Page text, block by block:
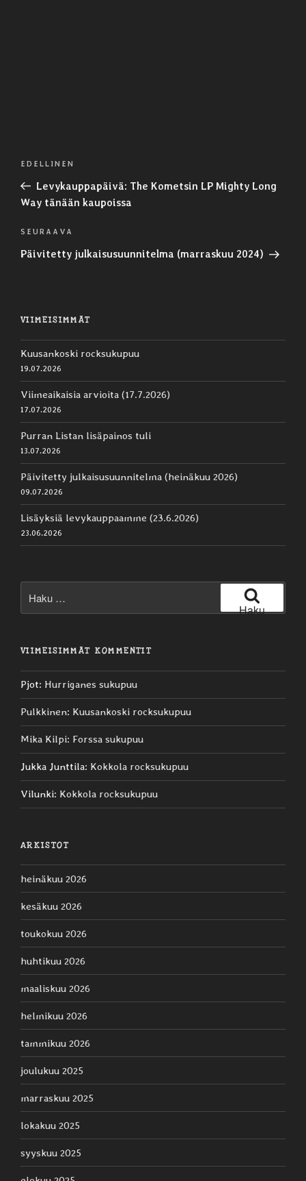
Edellinen
artikkeli
EDELLINEN
Levykauppapäivä: The Kometsin LP Mighty Long
Way tänään kaupoissa
Seuraava
artikkeli
SEURAAVA
Päivitetty julkaisusuunnitelma (marraskuu 2024)
VIIMEISIMMÄT
Kuusankoski rocksukupuu
19.07.2026
Viimeaikaisia arvioita (17.7.2026)
17.07.2026
Purran Listan lisäpainos tuli
13.07.2026
Päivitetty julkaisusuunnitelma (heinäkuu 2026)
09.07.2026
Lisäyksiä levykauppaamme (23.6.2026)
23.06.2026
Haku
VIIMEISIMMÄT KOMMENTIT
Pjot: Hurriganes sukupuu
Pulkkinen: Kuusankoski rocksukupuu
Mika Kilpi: Forssa sukupuu
Jukka Junttila: Kokkola rocksukupuu
Vilunki: Kokkola rocksukupuu
ARKISTOT
heinäkuu 2026
kesäkuu 2026
toukokuu 2026
huhtikuu 2026
maaliskuu 2026
helmikuu 2026
tammikuu 2026
joulukuu 2025
marraskuu 2025
lokakuu 2025
syyskuu 2025